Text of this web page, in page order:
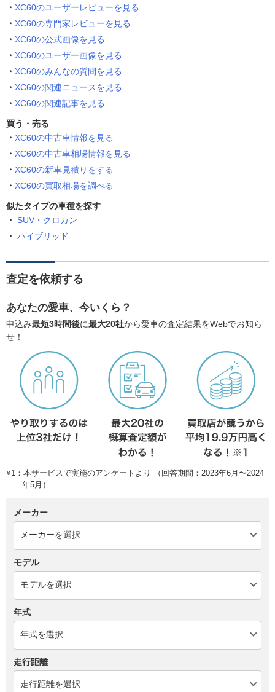
XC60のユーザーレビューを見る
XC60の専門家レビューを見る
XC60の公式画像を見る
XC60のユーザー画像を見る
XC60のみんなの質問を見る
XC60の関連ニュースを見る
XC60の関連記事を見る
買う・売る
XC60の中古車情報を見る
XC60の中古車相場情報を見る
XC60の新車見積りをする
XC60の買取相場を調べる
似たタイプの車種を探す
SUV・クロカン
ハイブリッド
査定を依頼する
あなたの愛車、今いくら？
申込み最短3時間後に最大20社から愛車の査定結果をWebでお知ら
せ！
※1：本サービスで実施のアンケートより （回答期間：2023年6月〜2024
年5月）
メーカー
モデル
年式
走行距離